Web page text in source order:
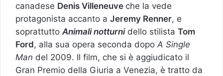
canadese Denis Villeneuve che la vede
protagonista accanto a Jeremy Renner, e
soprattutto Animali notturnidello stilista Tom
Ford, alla sua opera seconda dopo A Single
Man del 2009. Il film, che si è aggiudicato il
Gran Premio della Giuria a Venezia, è tratto da